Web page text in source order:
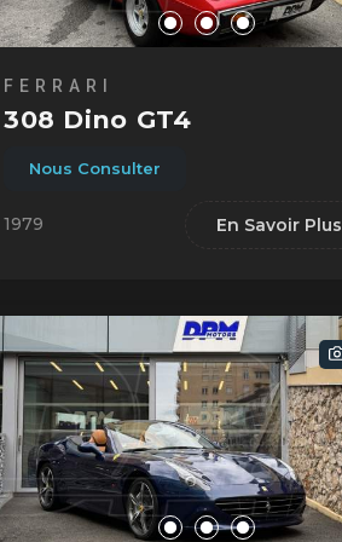
FERRARI
308 Dino GT4
Nous Consulter
1979 En Savoir Plus